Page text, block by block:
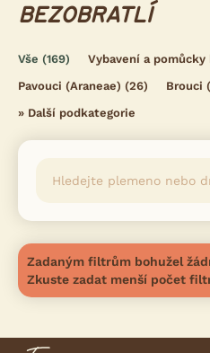
BEZOBRATLÍ
Vše (169) Vybavení a pomůcky
Pavouci (Araneae) (26) Brouci
» Další podkategorie
Zadaným filtrům bohužel
Zkuste zadat menší počet